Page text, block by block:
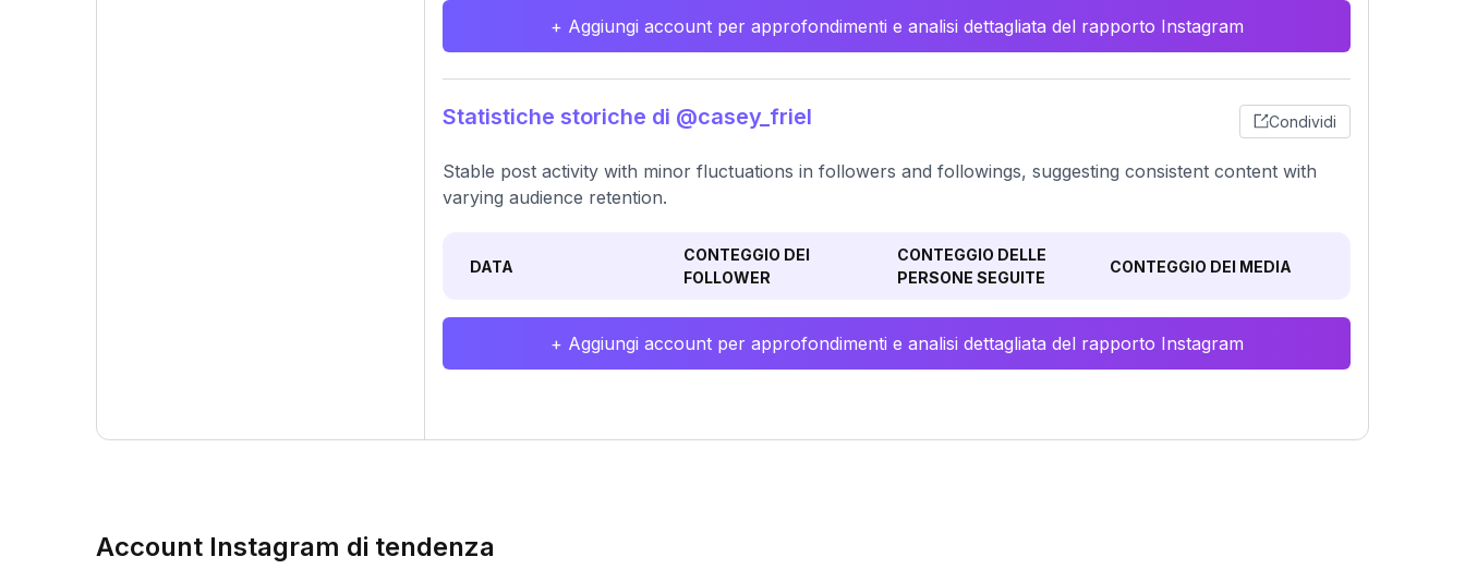
+ Aggiungi account per approfondimenti e analisi dettagliata del rapporto Instagram
Statistiche storiche di @casey_friel Condividi
Stable post activity with minor fluctuations in followers and followings, suggesting consistent content with
varying audience retention.
DATA
CONTEGGIO DEI
FOLLOWER
CONTEGGIO DELLE
PERSONE SEGUITE
CONTEGGIO DEI MEDIA
+ Aggiungi account per approfondimenti e analisi dettagliata del rapporto Instagram
Account Instagram di tendenza